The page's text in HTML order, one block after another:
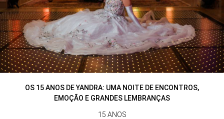
OS 15 ANOS DE YANDRA: UMA NOITE DE ENCONTROS,
EMOÇÃO E GRANDES LEMBRANÇAS
15 ANOS